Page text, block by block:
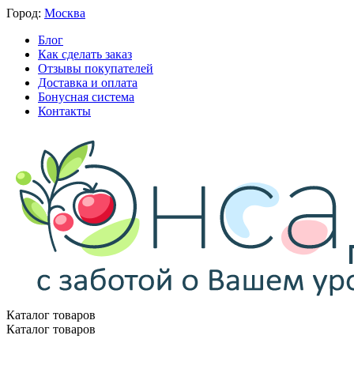
Город: Москва
Блог
Как сделать заказ
Отзывы покупателей
Доставка и оплата
Бонусная система
Контакты
Каталог товаров
Каталог товаров